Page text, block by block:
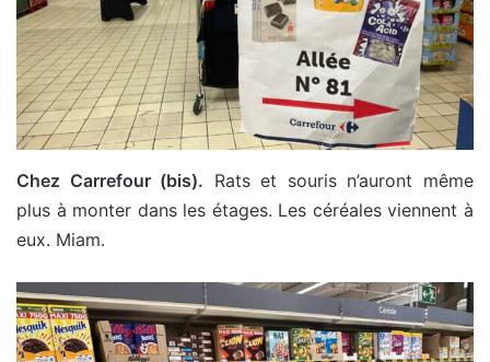
Chez Carrefour (bis). Rats et souris n’auront même
plus à monter dans les étages. Les céréales viennent à
eux. Miam.